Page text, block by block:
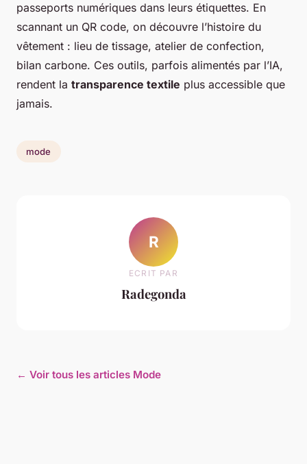
passeports numériques dans leurs étiquettes. En
scannant un QR code, on découvre l’histoire du
vêtement : lieu de tissage, atelier de confection,
bilan carbone. Ces outils, parfois alimentés par l’IA,
rendent la transparence textile plus accessible que
jamais.
mode
R
ECRIT PAR
Radegonda
← Voir tous les articles Mode